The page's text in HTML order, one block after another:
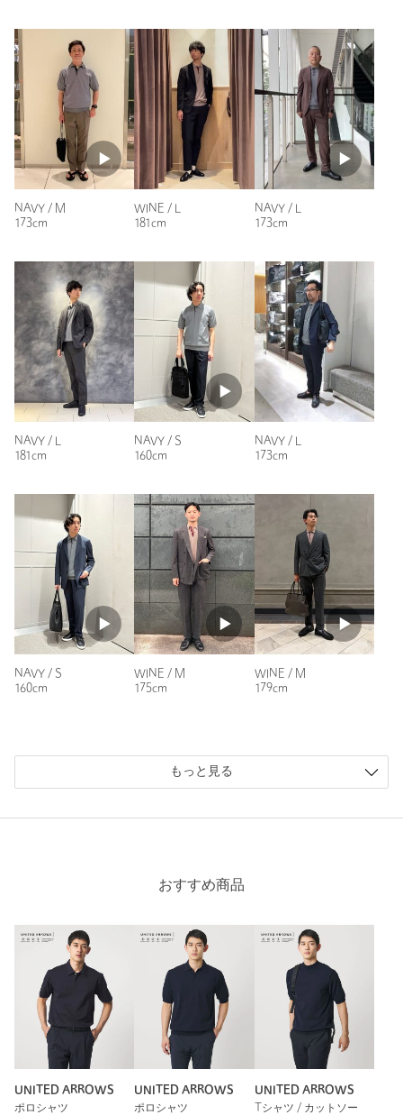
注文キャンセル 対象商品
返品 対象商品 返品等について
裾上げ 対象外商品 裾上げについて
タイプ
カテゴリー トップス
サイズ S M L XL XXL
素材 コットン61％ ポリエステル39％
原産国 ベトナム製
商品番号 1118-1-910003
年代：
40代後半
身長：
175cm
普段の着用サイズ：
M
参考になった
※レビューは、個人の主観による感想・体感によるもので、商品の効果や性
もっと見る
NAVY / M
173cm
WINE / L
181cm
NAVY / L
173cm
NAVY / L
181cm
NAVY / S
160cm
NAVY / L
173cm
NAVY / S
160cm
WINE / M
175cm
WINE / M
179cm
もっと見る
おすすめ商品
UNITED ARROWS
ポロシャツ
UNITED ARROWS
ポロシャツ
UNITED ARROWS
Tシャツ / カットソー